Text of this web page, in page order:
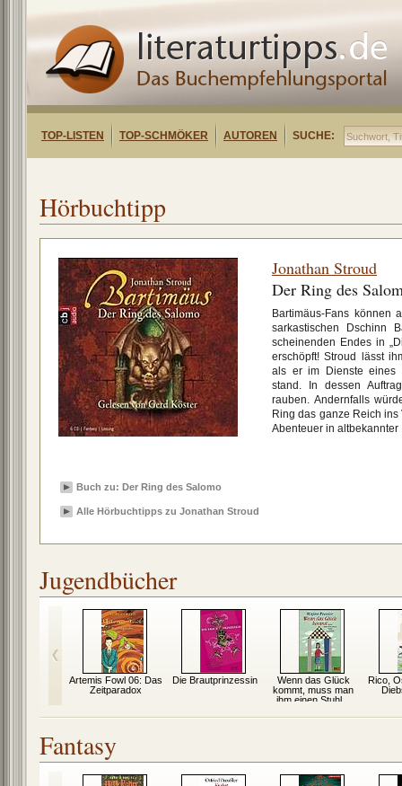
TOP-LISTEN TOP-SCHMÖKER AUTOREN SUCHE:
Hörbuchtipp
Jonathan Stroud
Der Ring des
Bartimäus-Fans können
sarkastischen Dschinn
scheinenden Endes in
erschöpft! Stroud lässt
als er im Dienste eines
stand. In dessen
rauben. Andernfalls
Ring das ganze Reich
Abenteuer in altbekannter
Buch zu: Der Ring des Salomo
Alle Hörbuchtipps zu Jonathan Stroud
Jugendbücher
Artemis Fowl 06: Das
Zeitparadox
Die Brautprinzessin
Wenn das Glück
kommt, muss man
ihm einen Stuhl...
Rico,
Fantasy